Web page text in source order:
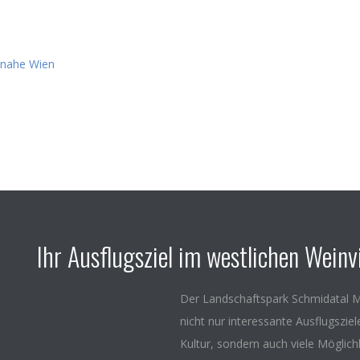
Ihr Ausflugsziel im westlichen
Der Landschaftspark Schmidatal
nicht nur interessante
Kultur, sondern auch viele